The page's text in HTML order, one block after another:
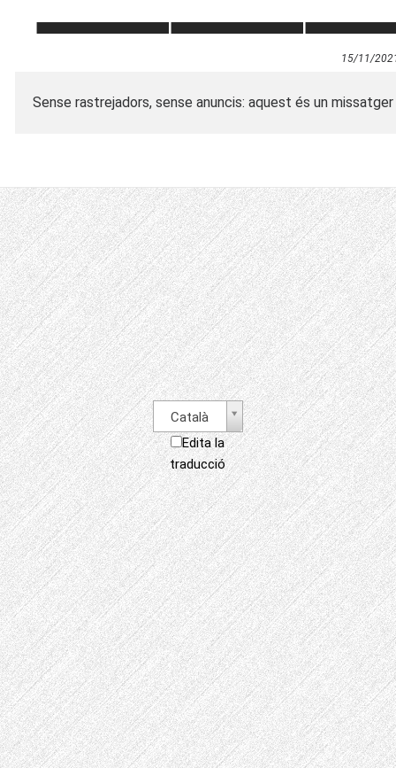
15/11/
Sense rastrejadors, sense anuncis: aquest és un
Català
Edita la
traducció